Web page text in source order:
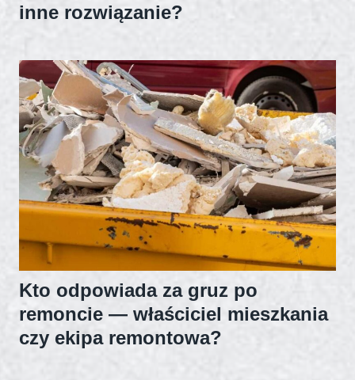
inne rozwiązanie?
Kto odpowiada za gruz po
remoncie — właściciel mieszkania
czy ekipa remontowa?